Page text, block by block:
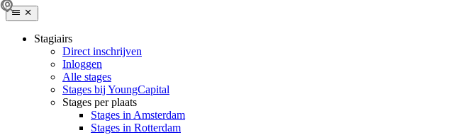
Stagiairs
Direct inschrijven
Inloggen
Alle stages
Stages bij YoungCapital
Stages per plaats
Stages in Amsterdam
Stages in Rotterdam